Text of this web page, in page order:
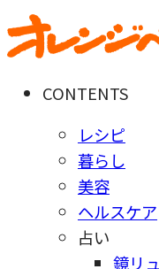
CONTENTS
レシピ
暮らし
美容
ヘルスケア
占い
鏡リ